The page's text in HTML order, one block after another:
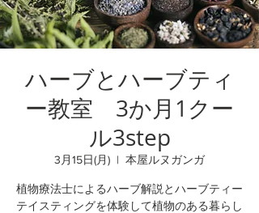
ハーブとハーブティ
ー教室 3か月1クー
ル3step
3月15日(月)
  |
本屋ルヌガンガ
植物療法士によるハーブ解説とハーブティー
テイスティングを体験して植物のある暮らし